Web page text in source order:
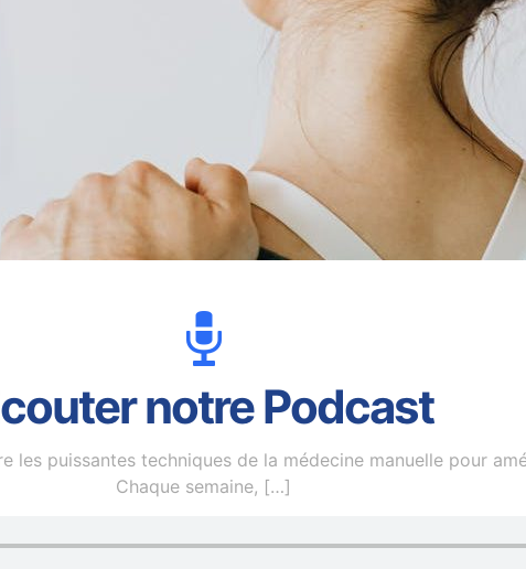
notre Podcast
les puissantes techniques de la médecine manuelle pour
Chaque semaine, […]